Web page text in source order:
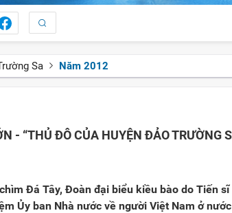
Sa Năm 2012
- “THỦ ĐÔ CỦA HUYỆN ĐẢO TRƯỜNG
Đá Tây, Đoàn đại biểu kiều bào do Tiến
Ủy ban Nhà nước về người Việt Nam ở